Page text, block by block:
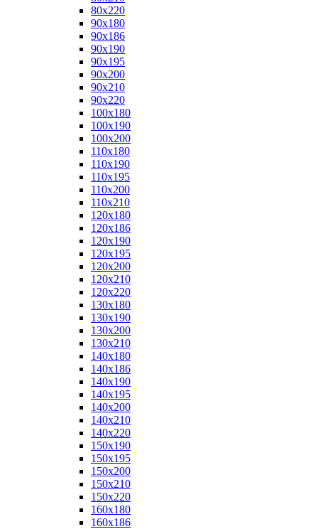
80x220
90x180
90x186
90x190
90x195
90x200
90x210
90x220
100x180
100x190
100x200
110x180
110x190
110x195
110x200
110x210
120x180
120x186
120x190
120x195
120x200
120x210
120x220
130x180
130x190
130x200
130x210
140x180
140x186
140x190
140x195
140x200
140x210
140x220
150x190
150x195
150x200
150x210
150x220
160x180
160x186